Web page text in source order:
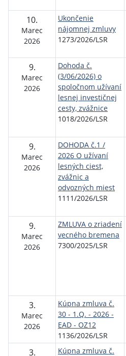
10.
Marec
2026
Ukončenie
nájomnej zmluvy
1273/2026/LSR
9.
Marec
2026
Dohoda č.
(3/06/2026) o
spoločnom užívaní
lesnej investičnej
cesty, zvážnice
1018/2026/LSR
9.
Marec
2026
DOHODA č.1 /
2026 O užívaní
lesných ciest,
zvážnic a
odvozných miest
1111/2026/LSR
9.
Marec
2026
ZMLUVA o zriadení
vecného bremena
7300/2025/LSR
3.
Marec
2026
Kúpna zmluva č.
30 - 1.Q. - 2026 -
EAD - OZ12
1136/2026/LSR
3. Kúpna zmluva č.